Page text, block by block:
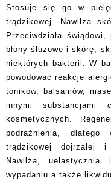
Stosuje się go w
trądzikowej. Nawilża
Przeciwdziała
błony śluzowe i skórę,
niektórych bakterii. W
powodować reakcje
toników, balsamów,
innymi substancjami
kosmetycznych.
podrażnienia,
trądzikowej dojrzałej i
Nawilża, uelastycznia
wypadaniu a także